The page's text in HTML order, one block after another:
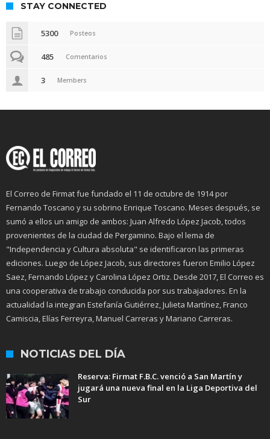
STAY CONNECTED
5300 Posteos
485 Comentarios
3 Members
El Correo de Firmat fue fundado el 11 de octubre de 1914 por
Fernando Toscano y su sobrino Enrique Toscano. Meses después, se
sumó a ellos un amigo de ambos: Juan Alfredo López Jacob, todos
provenientes de la ciudad de Pergamino. Bajo el lema de
"Independencia y Cultura absoluta" se identificaron las primeras
ediciones. Luego de López Jacob, sus directores fueron Emilio López
Saez, Fernando López y Carolina López Ortiz. Desde 2017, El Correo es
una cooperativa de trabajo conducida por sus trabajadores. En la
actualidad la integran Estefanía Gutiérrez, Julieta Martínez, Franco
Camiscia, Elías Ferreyra, Manuel Carreras y Mariano Carreras.
NOTICIAS DEL DÍA
Reserva: Firmat F.B.C. venció a San Martín y
jugará una nueva final en la Liga Deportiva del
Sur